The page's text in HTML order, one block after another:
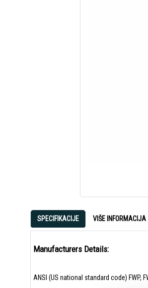
SPECIFIKACIJE VIŠE INFORMACIJA
Manufacturers Details:
ANSI (US national standard code) FWP,